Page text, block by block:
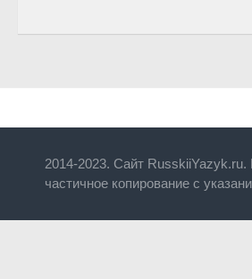
2014-2023. Сайт
частичное копирование с